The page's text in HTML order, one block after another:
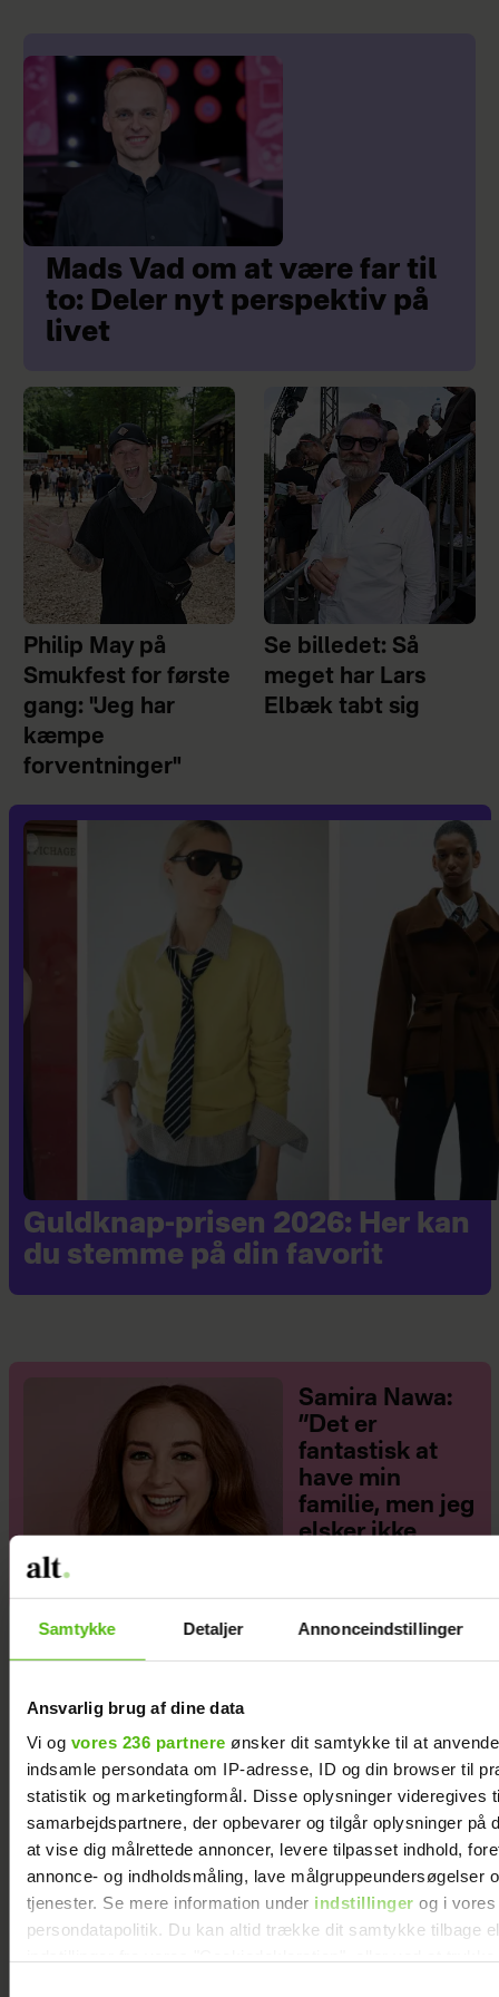
Samtykke Detaljer Annonceindstillinger
Ansvarlig brug af dine data
Vi og vores 236 partnere ønsker dit samtykke til at
indsamle persondata om IP-adresse, ID og din browser til
statistik og marketingformål. Disse oplysninger videregives
samarbejdspartnere, der opbevarer og tilgår oplysninger på
at vise dig målrettede annoncer, levere tilpasset indhold,
annonce- og indholdsmåling, lave målgruppeundersøgelser
tjenester. Se mere information under indstillinger og i vores
persondatapolitik. Du kan altid trække dit samtykke tilbage
Mads Vad om at være far til
to: Deler nyt perspektiv på
livet
Philip May på
Smukfest for første
gang: "Jeg har
kæmpe
forventninger"
Se billedet: Så
meget har Lars
Elbæk tabt sig
Guldknap-prisen 2026: Her kan
du stemme på din favorit
Samira Nawa:
”Det er
fantastisk at
have min
familie, men jeg
elsker ikke